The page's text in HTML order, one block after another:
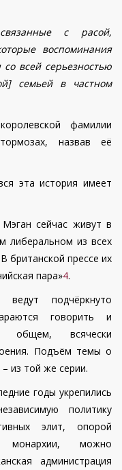
с расой,
воспоминания
всей серьезностью
семьей в частном
фамилии
назвав её
эта история имеет
сейчас живут в
из всех
британской прессе их
пара»4.
подчёркнуто
говорить и
общем, всячески
Подъём темы о
из той же серии.
годы укрепились
политику
элит, опорой
монархии, можно
администрация